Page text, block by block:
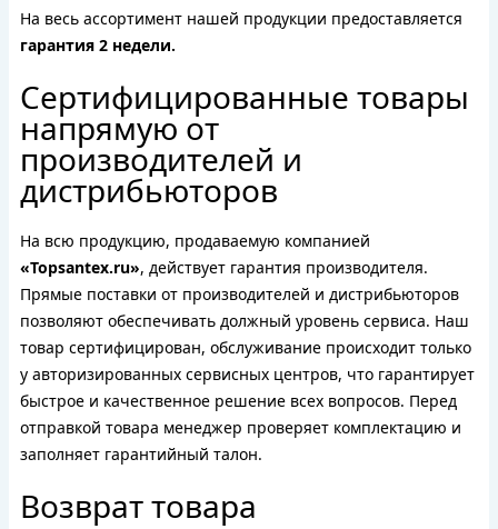
На весь ассортимент нашей продукции предоставляется
гарантия 2 недели.
Сертифицированные товары
напрямую от
производителей и
дистрибьюторов
На всю продукцию, продаваемую компанией
«Topsantex.ru», действует гарантия производителя.
Прямые поставки от производителей и дистрибьюторов
позволяют обеспечивать должный уровень сервиса. Наш
товар сертифицирован, обслуживание происходит только
у авторизированных сервисных центров, что гарантирует
быстрое и качественное решение всех вопросов. Перед
отправкой товара менеджер проверяет комплектацию и
заполняет гарантийный талон.
Возврат товара